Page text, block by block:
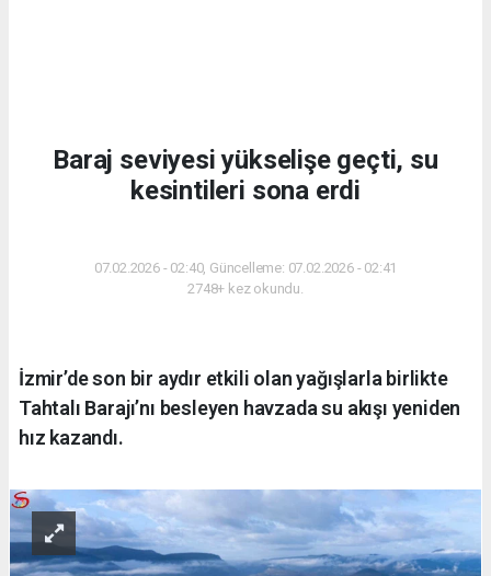
Baraj seviyesi yükselişe geçti, su
kesintileri sona erdi
07.02.2026 - 02:40, Güncelleme: 07.02.2026 - 02:41
2748+ kez okundu.
İzmir’de son bir aydır etkili olan yağışlarla birlikte
Tahtalı Barajı’nı besleyen havzada su akışı yeniden
hız kazandı.